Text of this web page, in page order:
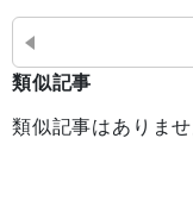
類似記事
類似記事はありま